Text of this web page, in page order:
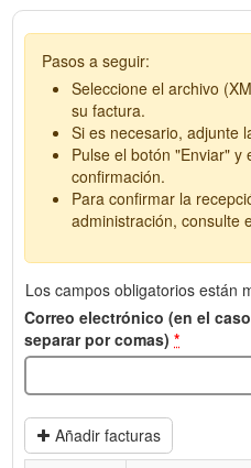
Pasos a seguir:
Seleccione el archivo
su factura.
Si es necesario, adjunte
Pulse el botón "Enviar" y
confirmación.
Para confirmar la
administración, consulte
Los campos obligatorios están
Correo electrónico (en el
separar por comas) *
Añadir facturas